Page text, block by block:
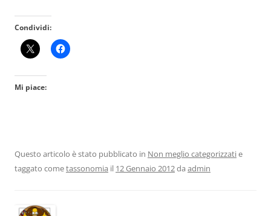
Condividi:
Mi piace:
Questo articolo è stato pubblicato in Non meglio categorizzatie
taggato cometassonomia il 12 Gennaio 2012da admin